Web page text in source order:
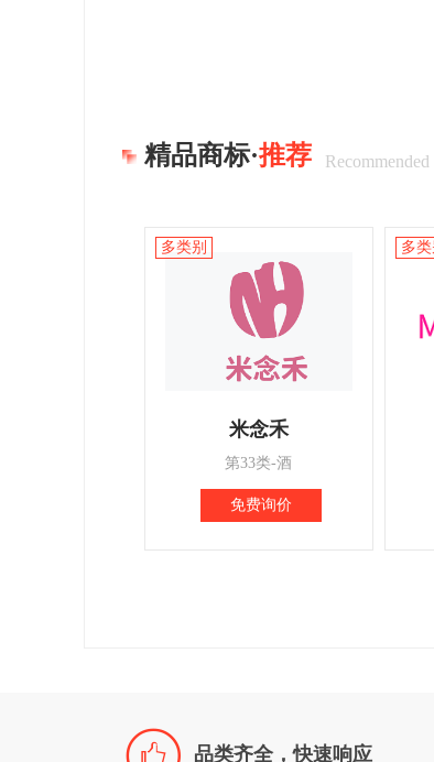
精品商标·推荐 Recommended
米念禾
第33类-酒
免费询价
多类别 多类
品类齐全，快速响应